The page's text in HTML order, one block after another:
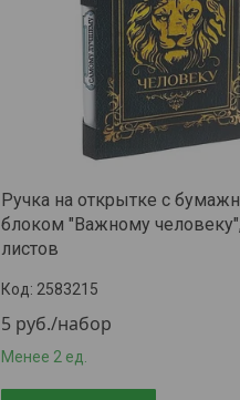
Ручка на открытке с
блоком "Важному
листов
2583215
5 руб./набор
Менее 2 ед.